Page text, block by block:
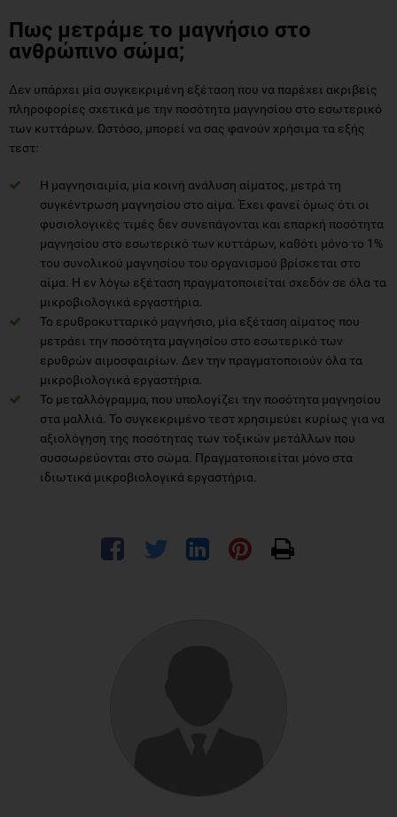
Πως μετράμε το μαγνήσιο στο
ανθρώπινο σώμα;
Δεν υπάρχει μία συγκεκριμένη εξέταση που να παρέχει ακριβείς
πληροφορίες σχετικά με την ποσότητα μαγνησίου στο εσωτερικό
των κυττάρων. Ωστόσο, μπορεί να σας φανούν χρήσιμα τα εξής
τεστ:
Η μαγνησιαιμία, μία κοινή ανάλυση αίματος, μετρά τη
συγκέντρωση μαγνησίου στο αίμα. Έχει φανεί όμως ότι οι
φυσιολογικές τιμές δεν συνεπάγονται και επαρκή ποσότητα
μαγνησίου στο εσωτερικό των κυττάρων, καθότι μόνο το 1%
του συνολικού μαγνησίου του οργανισμού βρίσκεται στο
αίμα. Η εν λόγω εξέταση πραγματοποιείται σχεδόν σε όλα τα
μικροβιολογικά εργαστήρια.
Το ερυθροκυτταρικό μαγνήσιο, μία εξέταση αίματος που
μετράει την ποσότητα μαγνησίου στο εσωτερικό των
ερυθρών αιμοσφαιρίων. Δεν την πραγματοποιούν όλα τα
μικροβιολογικά εργαστήρια.
Το μεταλλόγραμμα, που υπολογίζει την ποσότητα μαγνησίου
στα μαλλιά. Το συγκεκριμένο τεστ χρησιμεύει κυρίως για να
αξιολόγηση της ποσότητας των τοξικών μετάλλων που
συσσωρεύονται στο σώμα. Πραγματοποιείται μόνο στα
ιδιωτικά μικροβιολογικά εργαστήρια.